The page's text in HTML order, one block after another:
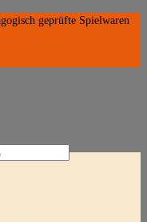
geprüfte Spielwaren